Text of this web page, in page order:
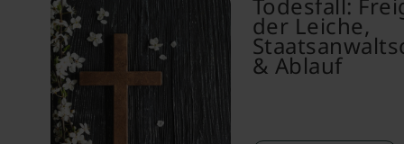
der Leiche,
& Ablauf